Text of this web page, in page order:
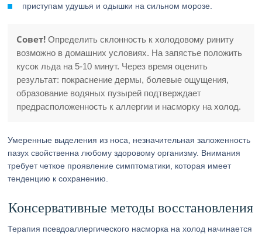
приступам удушья и одышки на сильном морозе.
Совет! Определить склонность к холодовому риниту
возможно в домашних условиях. На запястье положить
кусок льда на 5-10 минут. Через время оценить
результат: покраснение дермы, болевые ощущения,
образование водяных пузырей подтверждает
предрасположенность к аллергии и насморку на холод.
Умеренные выделения из носа, незначительная заложенность
пазух свойственна любому здоровому организму. Внимания
требует четкое проявление симптоматики, которая имеет
тенденцию к сохранению.
Консервативные методы восстановления
Терапия псевдоаллергического насморка на холод начинается